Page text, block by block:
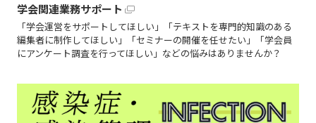
学会関連業務サポート
「学会運営をサポートしてほしい」「テキストを専門的知識のある
編集者に制作してほしい」「セミナーの開催を任せたい」「学会員
にアンケート調査を行ってほしい」などの悩みはありませんか？